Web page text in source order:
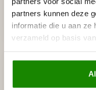
partners kunnen deze
informatie die u aan ze
verzameld op basis
€16,70
Stukprijs: €8,35 / Meter
Op voorraad (24)